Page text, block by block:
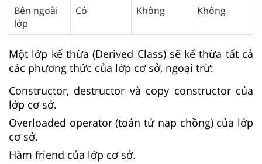
Bên ngoài
lớp
Có Không Không
Một lớp kế thừa (Derived Class) sẽ kế thừa tất cả
các phương thức của lớp cơ sở, ngoại trừ:
Constructor, destructor và copy constructor của
lớp cơ sở.
Overloaded operator (toán tử nạp chồng) của lớp
cơ sở.
Hàm friend của lớp cơ sở.